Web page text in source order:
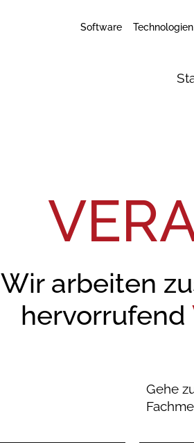
Software Technologien
Wir arbeiten
hervorrufend
Gehe